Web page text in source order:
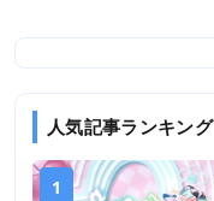
人気記事ランキング
1